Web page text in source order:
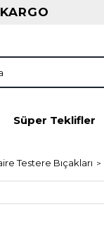
Süper Teklifler
Testere Bıçakları